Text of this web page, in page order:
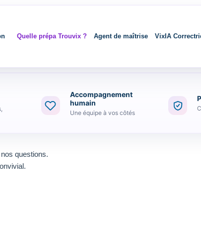
Quelle prépa Trouvix ? Agent de maîtrise VixIA
Accompagnement
humain
Une équipe à vos côtés
questions.